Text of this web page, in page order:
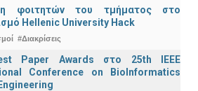
φοιτητών του τμήματος στο
Hellenic University Hack
#Διακρίσεις
Paper Awards στο 25th IEEE
Conference on BioInformatics